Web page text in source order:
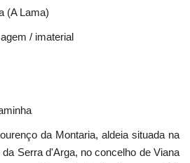
(A Lama)
/ imaterial
da Montaria, aldeia situada na
Serra d'Arga, no concelho de Viana